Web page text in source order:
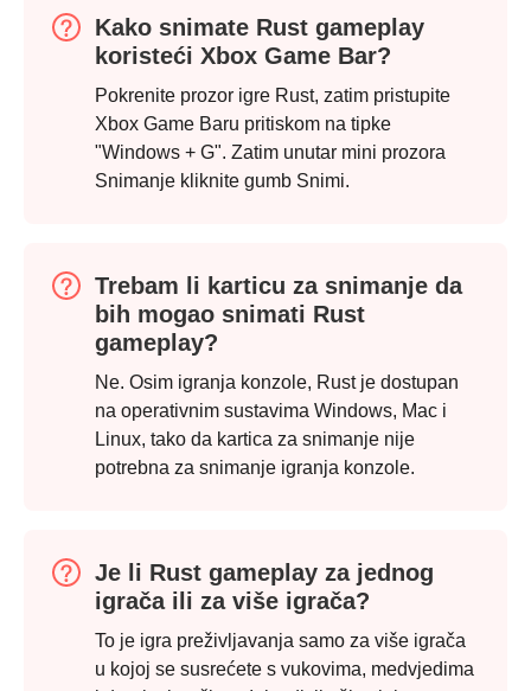
Kako snimate Rust gameplay
koristeći Xbox Game Bar?
Pokrenite prozor igre Rust, zatim pristupite
Xbox Game Baru pritiskom na tipke
"Windows + G". Zatim unutar mini prozora
Snimanje kliknite gumb Snimi.
Trebam li karticu za snimanje da
bih mogao snimati Rust
gameplay?
Ne. Osim igranja konzole, Rust je dostupan
na operativnim sustavima Windows, Mac i
Linux, tako da kartica za snimanje nije
potrebna za snimanje igranja konzole.
Je li Rust gameplay za jednog
igrača ili za više igrača?
To je igra preživljavanja samo za više igrača
u kojoj se susrećete s vukovima, medvjedima